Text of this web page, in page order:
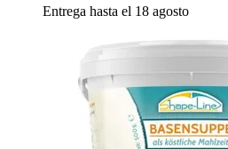
Entrega hasta el 18 agosto